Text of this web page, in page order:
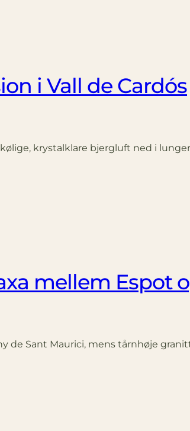
i Vall de Cardós
krystalklare bjergluft ned i
mellem Espot
de Sant Maurici, mens tårnhøje